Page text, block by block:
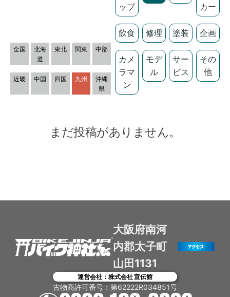
全国
北海
道
東北 関東 中部
近畿 中国 四国 九州
沖縄
県
ップ
カー
飲食 修理 塗装 企画
カメ
ラマ
ン
モデ
ル
サー
ビス
その
他
まだ投稿がありません。
大阪府南河
内郡太子町
山田1131
運営会社：株式会社 宣伝館
古物商許可番号：第62222R034851号